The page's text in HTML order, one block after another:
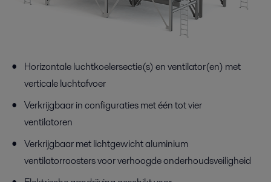
Horizontale luchtkoelersectie(s) en ventilator(en) met
verticale luchtafvoer
Verkrijgbaar in configuraties met één tot vier
ventilatoren
Verkrijgbaar met lichtgewicht aluminium
ventilatorroosters voor verhoogde onderhoudsveiligheid